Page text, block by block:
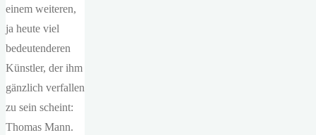
einem weiteren,
ja heute viel
bedeutenderen
Künstler, der ihm
gänzlich verfallen
zu sein scheint:
Thomas Mann.